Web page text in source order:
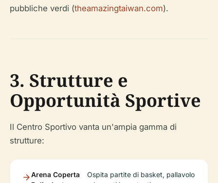
pubbliche verdi (theamazingtaiwan.com).
3. Strutture e
Opportunità Sportive
Il Centro Sportivo vanta un'ampia gamma di
strutture:
Arena Coperta
Ospita partite di basket, pallavolo